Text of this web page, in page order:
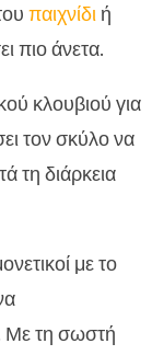
παιχνίδιή
πιο άνετα.
κλουβιού για
τον σκύλο να
τη διάρκεια
με το
Με τη σωστή